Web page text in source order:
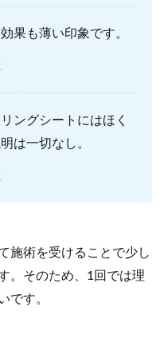
果も薄い印象です。
ングシートにはほく
は一切なし。
施術を受けることで少し
。そのため、1回では理
です。